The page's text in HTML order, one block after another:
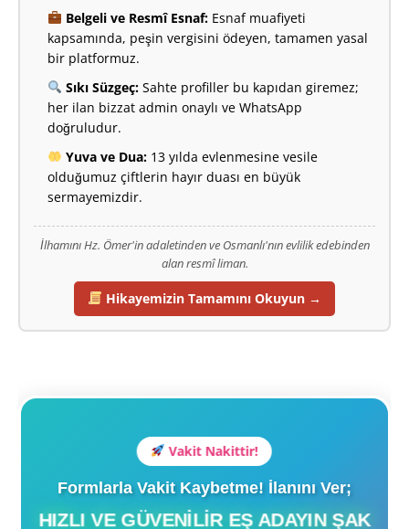
Belgeli ve Resmî Esnaf:Esnaf muafiyeti
kapsamında, peşin vergisini ödeyen, tamamen yasal
bir platformuz.
Sıkı Süzgeç:Sahte profiller bu kapıdan giremez;
her ilan bizzat admin onaylı ve WhatsApp
doğruludur.
Yuva ve Dua:13 yılda evlenmesine vesile
olduğumuz çiftlerin hayır duası en büyük
sermayemizdir.
İlhamını Hz. Ömer'in adaletinden ve Osmanlı'nın evlilik edebinden
alan resmî liman.
Hikayemizin Tamamını Okuyun →
Vakit Nakittir!
Formlarla Vakit Kaybetme! İlanını Ver;
HIZLI VE GÜVENILIR EŞ ADAYIN ŞAK